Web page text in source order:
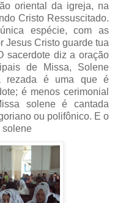
oriental da igreja, na
Cristo Ressuscitado.
espécie, com as
Jesus Cristo guarde tua
sacerdote diz a oração
de Missa, Solene
rezada é uma que é
é menos cerimonial
solene é cantada
ou polifônico. E o
solene